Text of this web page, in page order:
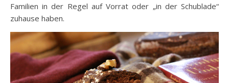
Familien in der Regel auf Vorrat oder „in der Schublade“
zuhause haben.